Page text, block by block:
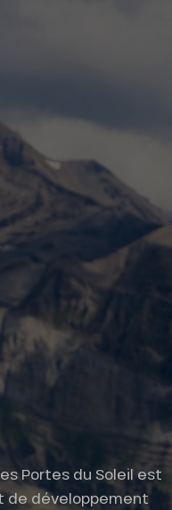
Portes du Soleil est
de développement